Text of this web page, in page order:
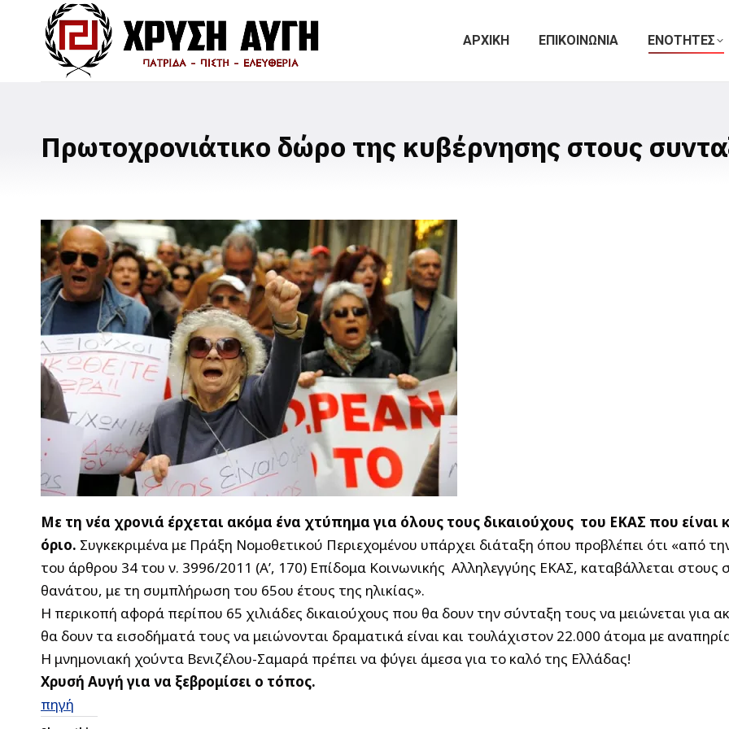
ΑΡΧΙΚΗ ΕΠΙΚΟΙΝΩΝΙΑ ΕΝΟΤΗΤΕΣ
Πρωτοχρονιάτικο δώρο της κυβέρνησης στους
Με τη νέα χρονιά έρχεται ακόμα ένα χτύπημα για όλους τους δικαιούχους του ΕΚΑΣ που
όριο. Συγκεκριμένα με Πράξη Νομοθετικού Περιεχομένου υπάρχει διάταξη όπου προ­βλέπει ότι «από
του άρθρου 34 του ν. 3996/2011 (Α’, 170) Επίδομα Κοινωνικής Αλληλεγγύης ΕΚΑΣ, καταβάλλεται
θανάτου, με τη συμπλήρωση του 65ου έτους της ηλικίας».
Η περικοπή αφορά περίπου 65 χιλιάδες δικαιούχους που θα δουν την σύνταξη τους να μειώνεται
θα δουν τα εισοδήματά τους να μειώνονται δραματικά είναι και τουλάχιστον 22.000 άτομα με
Η μνημονιακή χούντα Βενιζέλου-Σαμαρά πρέπει να φύγει άμεσα για το καλό της Ελλάδας!
Χρυσή Αυγή για να ξεβρομίσει ο τόπος.
πηγή